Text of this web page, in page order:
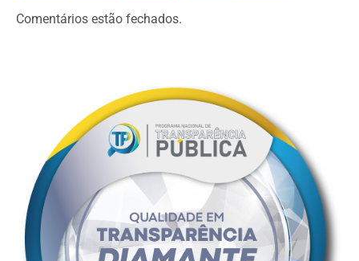
Comentários estão fechados.